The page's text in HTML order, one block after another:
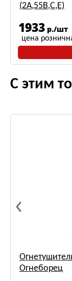
(2А,55В,С,Е)
1933 р./шт
цена
С этим
Огнеборец